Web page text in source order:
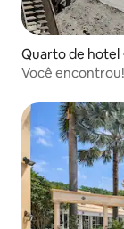
Quarto de hotel
Você